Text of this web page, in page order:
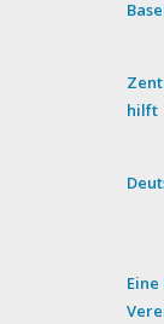
hilft